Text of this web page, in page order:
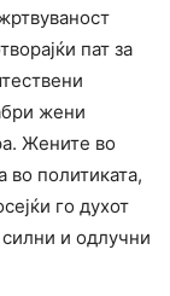
пат за
жени
Жените во
во политиката,
го духот
и одлучни